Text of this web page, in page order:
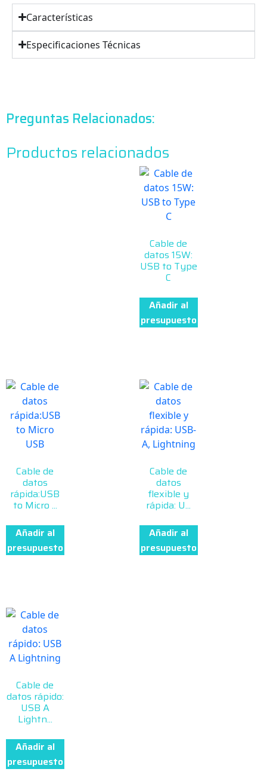
Características
Especificaciones Técnicas
Preguntas Relacionados:
Productos relacionados
Cable de
datos 15W:
USB to Type
C
Añadir al
presupuesto
Cable de
datos
rápida:USB
to Micro ...
Añadir al
presupuesto
Cable de
datos
flexible y
rápida: U...
Añadir al
presupuesto
Cable de
datos rápido:
USB A
Lightn...
Añadir al
presupuesto